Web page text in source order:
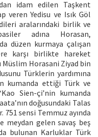
idam edilen Taşkent
veren Yedisu ve Isık Göl
aralarındaki birlik ve
adına Horasan,
düzen kurmaya çalışan
karşı birlikte hareket
Horasani Ziyad bin
Türklerin yardımına
kumanda ettiği Türk ve
Sien-çi’nin kumanda
doğusundaki Talas
751 sensi Temmuz ayında
meydan gelen savaş beş
bulunan Karluklar Türk